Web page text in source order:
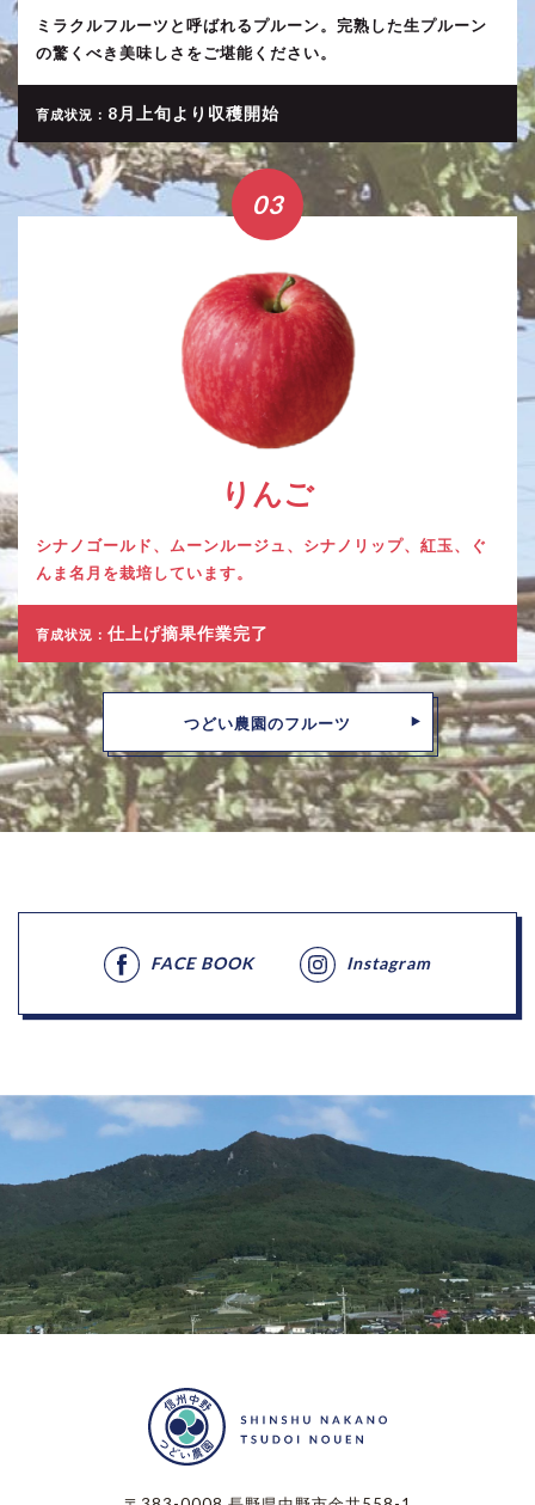
ミラクルフルーツと呼ばれるプルーン。完熟した生プルーン
の驚くべき美味しさをご堪能ください。
育成状況： 8月上旬より収穫開始
03
りんご
シナノゴールド、ムーンルージュ、シナノリップ、紅玉、ぐ
んま名月を栽培しています。
育成状況： 仕上げ摘果作業完了
つどい農園のフルーツ
FACE BOOK Instagram